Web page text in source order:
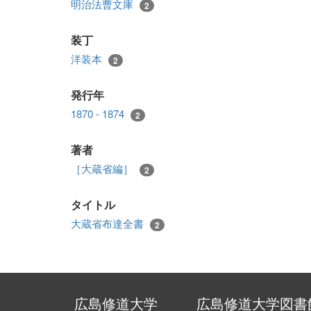
明治法曹文庫 2
装丁
洋装本 2
発行年
1870 - 1874 2
著者
［大蔵省編］ 2
タイトル
大蔵省布達全書 2
広島修道大学 広島修道大学図